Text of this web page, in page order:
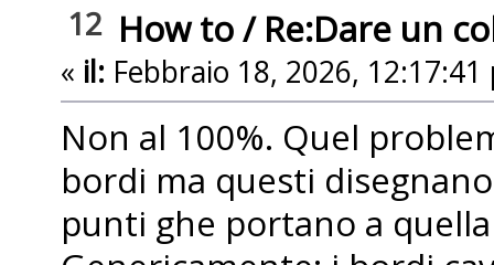
12 How to/ Re:Dare un
« il: Febbraio 18, 2026, 12:17:41
Non al 100%. Quel
bordi ma questi
punti ghe portano a